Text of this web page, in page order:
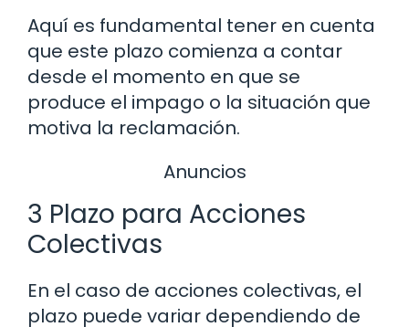
Aquí es fundamental tener en cuenta
que este plazo comienza a contar
desde el momento en que se
produce el impago o la situación que
motiva la reclamación.
Anuncios
3 Plazo para Acciones
Colectivas
En el caso de acciones colectivas, el
plazo puede variar dependiendo de